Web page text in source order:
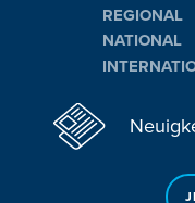
REGIONAL
NATIONAL